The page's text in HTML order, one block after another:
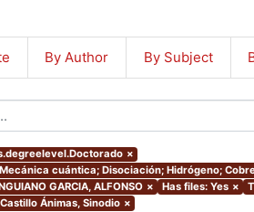
By Author By Subject
×
cuántica; Disociación; Hidrógeno;
GARCIA, ALFONSO × Has files: Yes ×
Ánimas, Sinodio ×